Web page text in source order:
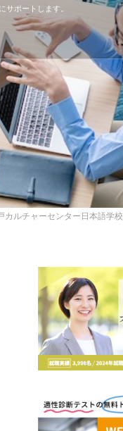
サポートします。
ーセンター日本語学校